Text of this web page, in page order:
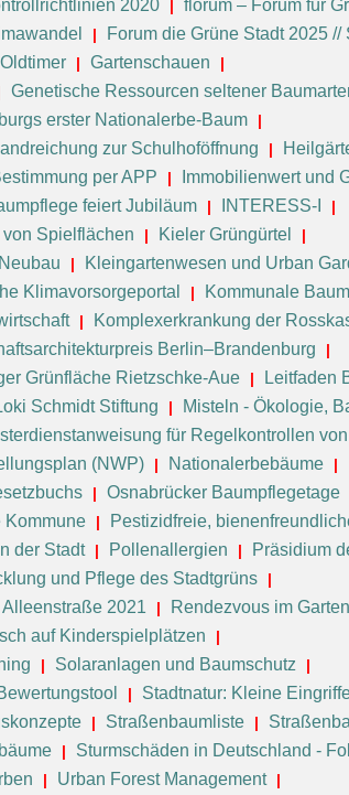
2020
florum – Forum für
Forum die Grüne Stadt 2025 //
Gartenschauen
Genetische Ressourcen seltener
erster Nationalerbe-Baum
zur Schulhoföffnung
per APP
Immobilienwert und
feiert Jubiläum
INTERESS-I
Spielflächen
Kieler Grüngürtel
Kleingartenwesen und Urban
Klimavorsorgeportal
Kommunale
Komplexerkrankung der
Berlin–Brandenburg
Grünfläche Rietzschke-Aue
Leitfaden
Schmidt Stiftung
Misteln - Ökologie,
für Regelkontrollen
(NWP)
Nationalerbebäume
Osnabrücker Baumpflegetage
Kommune
Pestizidfreie,
der Stadt Pollenallergien
Präsidium
und Pflege des Stadtgrüns
2021
Rendezvous im Garten
auf Kinderspielplätzen
Solaranlagen und Baumschutz
Stadtnatur: Kleine
Straßenbaumliste
Sturmschäden in Deutschland -
Urban Forest Management